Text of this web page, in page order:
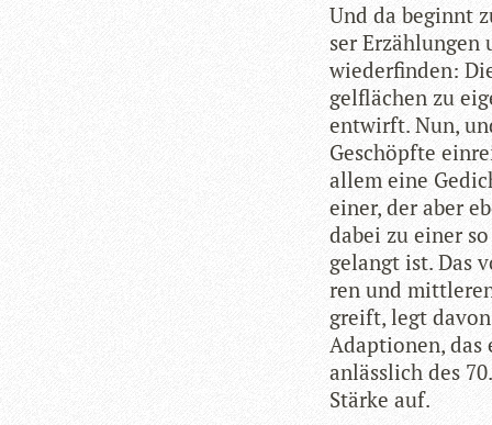
Und da beginnt
ser Erzäh­lun­gen
wie­der­fin­den:
gel­flä­chen zu
ent­wirft. Nun,
Geschöpfte
allem eine
einer, der aber
dabei zu einer
gelangt ist. Das
ren und
greift, legt
Adap­tio­nen, das
anläss­lich des
Stärke auf.